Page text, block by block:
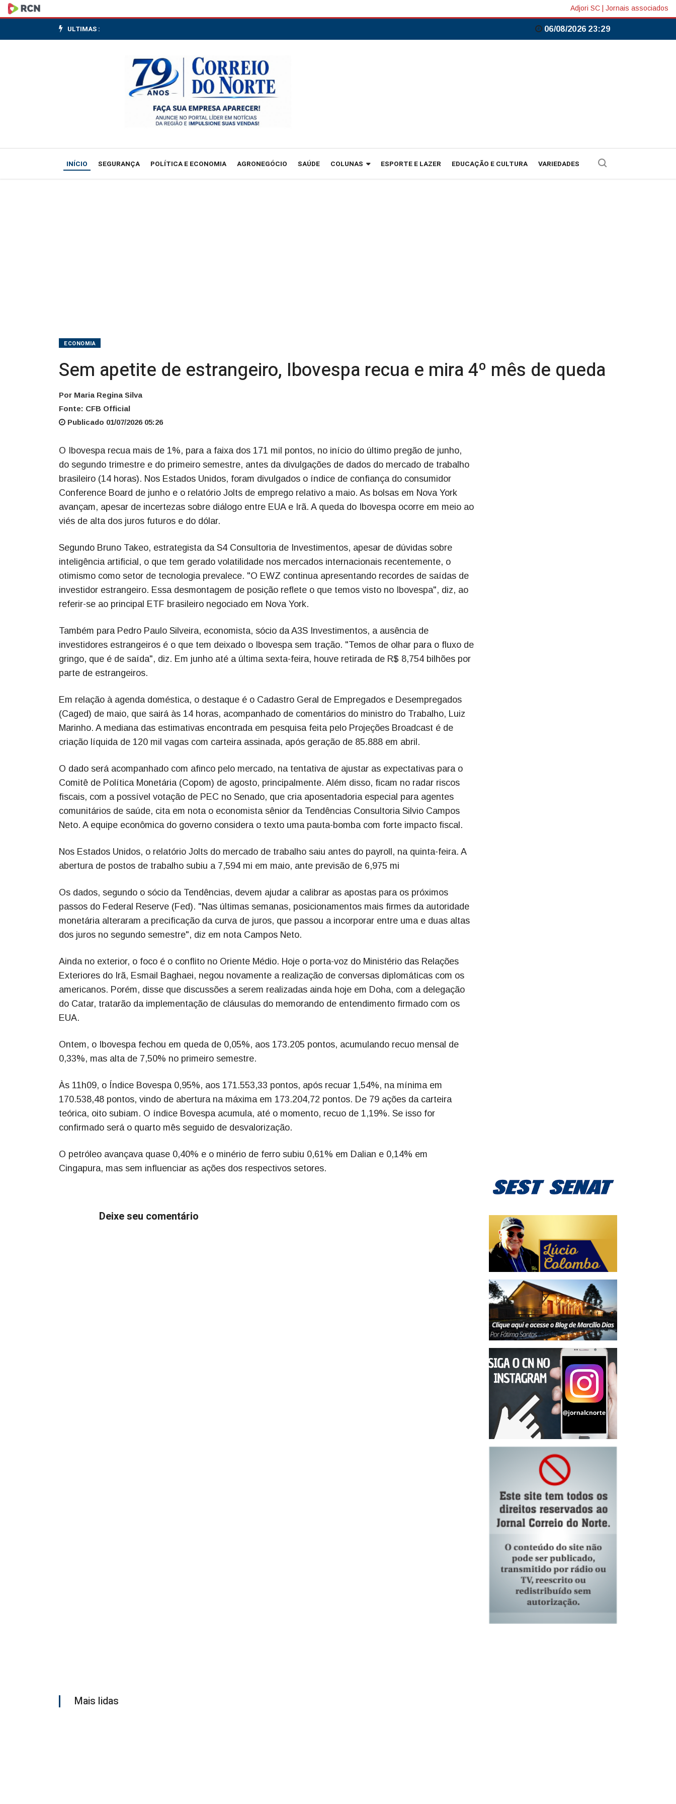
Sem
apetite
e
Adjori SC Jornais associados
ULTIMAS : 06/08/2026 23:29
INÍCIO SEGURANÇA POLÍTICA E ECONOMIA AGRONEGÓCIO SAÚDE COLUNAS ESPORTE E LAZER EDUCAÇÃO E CULTURA VARIEDADES
ECONOMIA
Sem apetite de estrangeiro, Ibovespa recua e mira 4º mês de queda
Por Maria Regina Silva
Fonte: CFB Official
Publicado 01/07/2026 05:26
O Ibovespa recua mais de 1%, para a faixa dos 171 mil pontos, no início do último pregão de junho,
do segundo trimestre e do primeiro semestre, antes da divulgações de dados do mercado de trabalho
brasileiro (14 horas). Nos Estados Unidos, foram divulgados o índice de confiança do consumidor
Conference Board de junho e o relatório Jolts de emprego relativo a maio. As bolsas em Nova York
avançam, apesar de incertezas sobre diálogo entre EUA e Irã. A queda do Ibovespa ocorre em meio ao
viés de alta dos juros futuros e do dólar.
Segundo Bruno Takeo, estrategista da S4 Consultoria de Investimentos, apesar de dúvidas sobre
inteligência artificial, o que tem gerado volatilidade nos mercados internacionais recentemente, o
otimismo como setor de tecnologia prevalece. "O EWZ continua apresentando recordes de saídas de
investidor estrangeiro. Essa desmontagem de posição reflete o que temos visto no Ibovespa", diz, ao
referir-se ao principal ETF brasileiro negociado em Nova York.
Também para Pedro Paulo Silveira, economista, sócio da A3S Investimentos, a ausência de
investidores estrangeiros é o que tem deixado o Ibovespa sem tração. "Temos de olhar para o fluxo de
gringo, que é de saída", diz. Em junho até a última sexta-feira, houve retirada de R$ 8,754 bilhões por
parte de estrangeiros.
Em relação à agenda doméstica, o destaque é o Cadastro Geral de Empregados e Desempregados
(Caged) de maio, que sairá às 14 horas, acompanhado de comentários do ministro do Trabalho, Luiz
Marinho. A mediana das estimativas encontrada em pesquisa feita pelo Projeções Broadcast é de
criação líquida de 120 mil vagas com carteira assinada, após geração de 85.888 em abril.
O dado será acompanhado com afinco pelo mercado, na tentativa de ajustar as expectativas para o
Comitê de Política Monetária (Copom) de agosto, principalmente. Além disso, ficam no radar riscos
fiscais, com a possível votação de PEC no Senado, que cria aposentadoria especial para agentes
comunitários de saúde, cita em nota o economista sênior da Tendências Consultoria Silvio Campos
Neto. A equipe econômica do governo considera o texto uma pauta-bomba com forte impacto fiscal.
Nos Estados Unidos, o relatório Jolts do mercado de trabalho saiu antes do payroll, na quinta-feira. A
abertura de postos de trabalho subiu a 7,594 mi em maio, ante previsão de 6,975 mi
Os dados, segundo o sócio da Tendências, devem ajudar a calibrar as apostas para os próximos
passos do Federal Reserve (Fed). "Nas últimas semanas, posicionamentos mais firmes da autoridade
monetária alteraram a precificação da curva de juros, que passou a incorporar entre uma e duas altas
dos juros no segundo semestre", diz em nota Campos Neto.
Ainda no exterior, o foco é o conflito no Oriente Médio. Hoje o porta-voz do Ministério das Relações
Exteriores do Irã, Esmail Baghaei, negou novamente a realização de conversas diplomáticas com os
americanos. Porém, disse que discussões a serem realizadas ainda hoje em Doha, com a delegação
do Catar, tratarão da implementação de cláusulas do memorando de entendimento firmado com os
EUA.
Ontem, o Ibovespa fechou em queda de 0,05%, aos 173.205 pontos, acumulando recuo mensal de
0,33%, mas alta de 7,50% no primeiro semestre.
Às 11h09, o Índice Bovespa 0,95%, aos 171.553,33 pontos, após recuar 1,54%, na mínima em
170.538,48 pontos, vindo de abertura na máxima em 173.204,72 pontos. De 79 ações da carteira
teórica, oito subiam. O índice Bovespa acumula, até o momento, recuo de 1,19%. Se isso for
confirmado será o quarto mês seguido de desvalorização.
O petróleo avançava quase 0,40% e o minério de ferro subiu 0,61% em Dalian e 0,14% em
Cingapura, mas sem influenciar as ações dos respectivos setores.
Deixe seu comentário
Mais lidas